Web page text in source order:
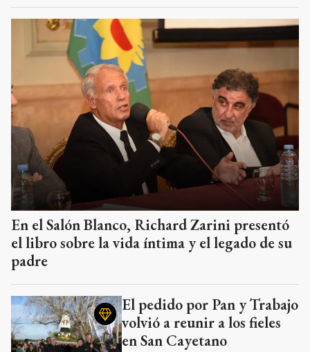
En el Salón Blanco, Richard Zarini presentó
el libro sobre la vida íntima y el legado de su
padre
El pedido por Pan y Trabajo
volvió a reunir a los fieles
en San Cayetano